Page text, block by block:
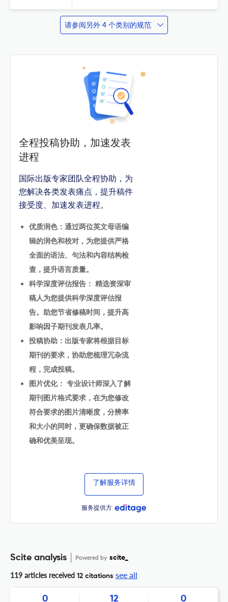
请参阅另外 4 个类别的规范
全程投稿协助，加速发表
进程
国际出版专家团队全程协助，为
您解决各类发表痛点，提升稿件
接受度、加速发表进程。
优质润色：通过两位英文母语编
辑的润色和校对，为您提供严格
全面的语法、句法和内容结构检
查，提升语言质量。
科学深度评估报告： 精选资深审
稿人为您提供科学深度评估报
告。助您节省修稿时间，提升高
影响因子期刊发表几率。
投稿协助：出版专家将根据目标
期刊的要求，协助您梳理冗杂流
程，完成投稿。
图片优化： 专业设计师深入了解
期刊图片格式要求，在为您修改
符合要求的图片清晰度，分辨率
和大小的同时，更确保数据被正
确和优美呈现。
了解服务详情
服务提供方
Scite analysis Powered by scite_
119 articles received 12 citations see all
0 12 0